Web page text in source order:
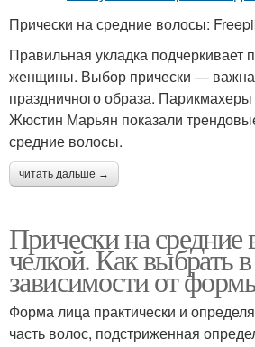
Прически на средние волосы:
Правильная укладка подчеркивает
женщины. Выбор прически —
праздничного образа.
Жюстин Марьян показали
средние волосы.
читать дальше →
Прически на средние
челкой. Как выбрать в
зависимости от
Форма лица практически и
часть волос, подстриженная